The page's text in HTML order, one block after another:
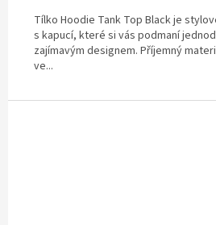
Tílko Hoodie Tank Top Black je
s kapucí, které si vás podmaní
zajímavým designem. Příjemný
ve...